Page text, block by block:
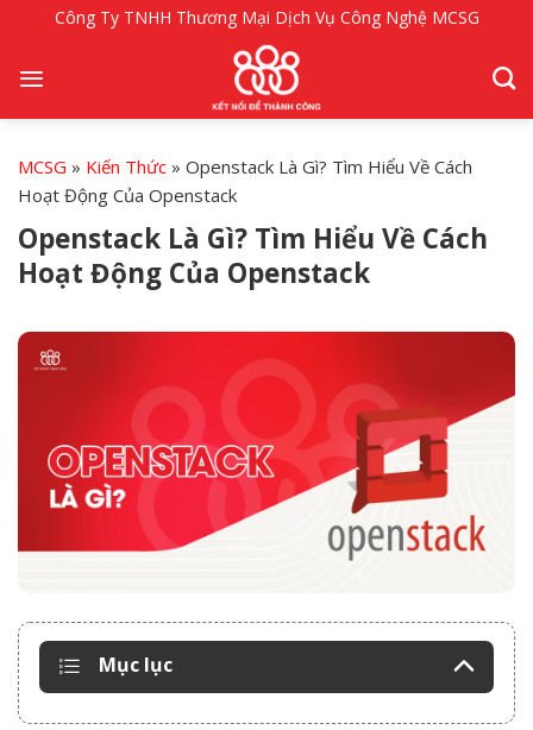
nội
Công Ty TNHH Thương Mại Dịch Vụ Công Nghệ MCSG
MCSG » Kiến Thức » Openstack Là Gì? Tìm Hiểu Về Cách
Hoạt Động Của Openstack
Openstack Là Gì? Tìm Hiểu Về Cách
Hoạt Động Của Openstack
Mục lục